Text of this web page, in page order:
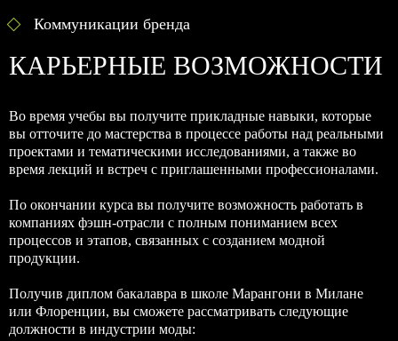
Коммуникации бренда
КАРЬЕРНЫЕ ВОЗМОЖНОСТИ
Во время учебы вы получите прикладные навыки, которые
вы отточите до мастерства в процессе работы над реальными
проектами и тематическими исследованиями, а также во
время лекций и встреч с приглашенными профессионалами.
По окончании курса вы получите возможность работать в
компаниях фэшн-отрасли с полным пониманием всех
процессов и этапов, связанных с созданием модной
продукции.
Получив диплом бакалавра в школе Марангони в Милане
или Флоренции, вы сможете рассматривать следующие
должности в индустрии моды: